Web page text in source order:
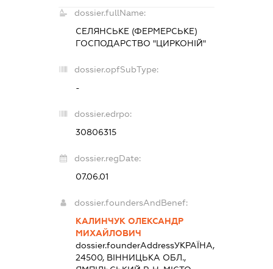
dossier.fullName:
СЕЛЯНСЬКЕ (ФЕРМЕРСЬКЕ)
ГОСПОДАРСТВО "ЦИРКОНІЙ"
dossier.opfSubType:
-
dossier.edrpo:
30806315
dossier.regDate:
07.06.01
dossier.foundersAndBenef:
КАЛИНЧУК ОЛЕКСАНДР
МИХАЙЛОВИЧ
dossier.founderAddressУКРАЇНА,
24500, ВІННИЦЬКА ОБЛ.,